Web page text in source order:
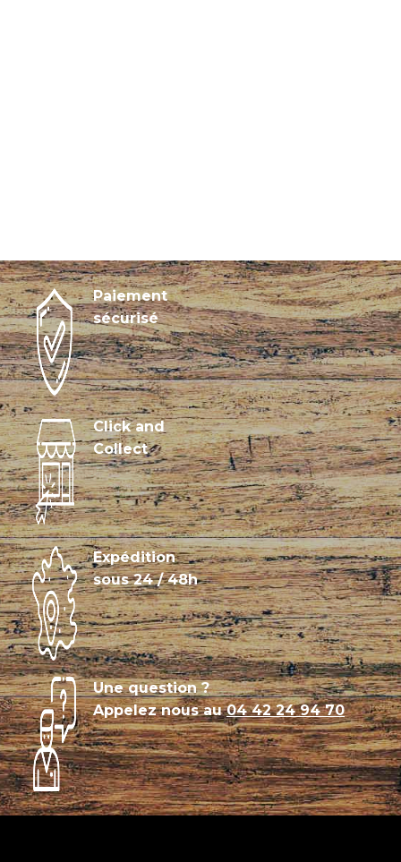
Paiement
sécurisé
Click and
Collect
Expédition
sous 24 / 48h
Une question ?
Appelez nous au04 42 24 94 70